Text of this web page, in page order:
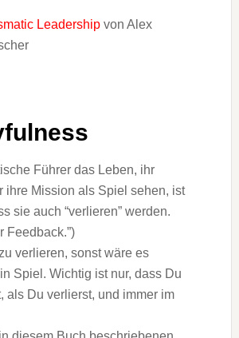
Leadershipvon Alex
Führer das Leben, ihr
ihre Mission als Spiel sehen, ist
sie auch “verlieren” werden.
Feedback.”)
verlieren, sonst wäre es
Spiel. Wichtig ist nur, dass Du
als Du verlierst, und immer im